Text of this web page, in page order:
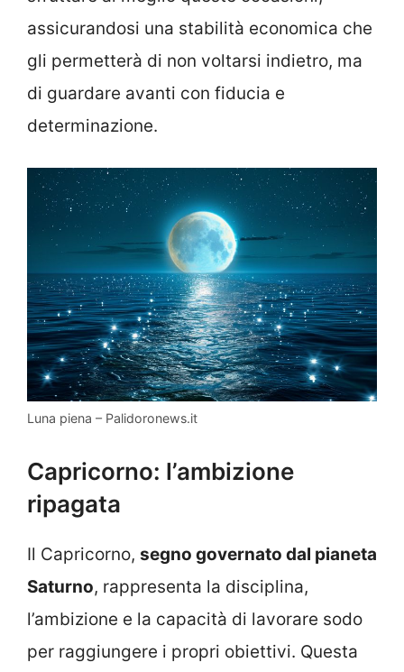
assicurandosi una stabilità economica che
gli permetterà di non voltarsi indietro, ma
di guardare avanti con fiducia e
determinazione.
Luna piena – Palidoronews.it
Capricorno: l’ambizione
ripagata
Il Capricorno, segno governato dal pianeta
Saturno, rappresenta la disciplina,
l’ambizione e la capacità di lavorare sodo
per raggiungere i propri obiettivi. Questa